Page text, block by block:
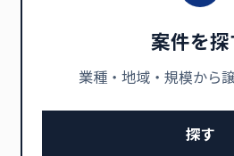
案件を探
業種・地域・規模から
探す